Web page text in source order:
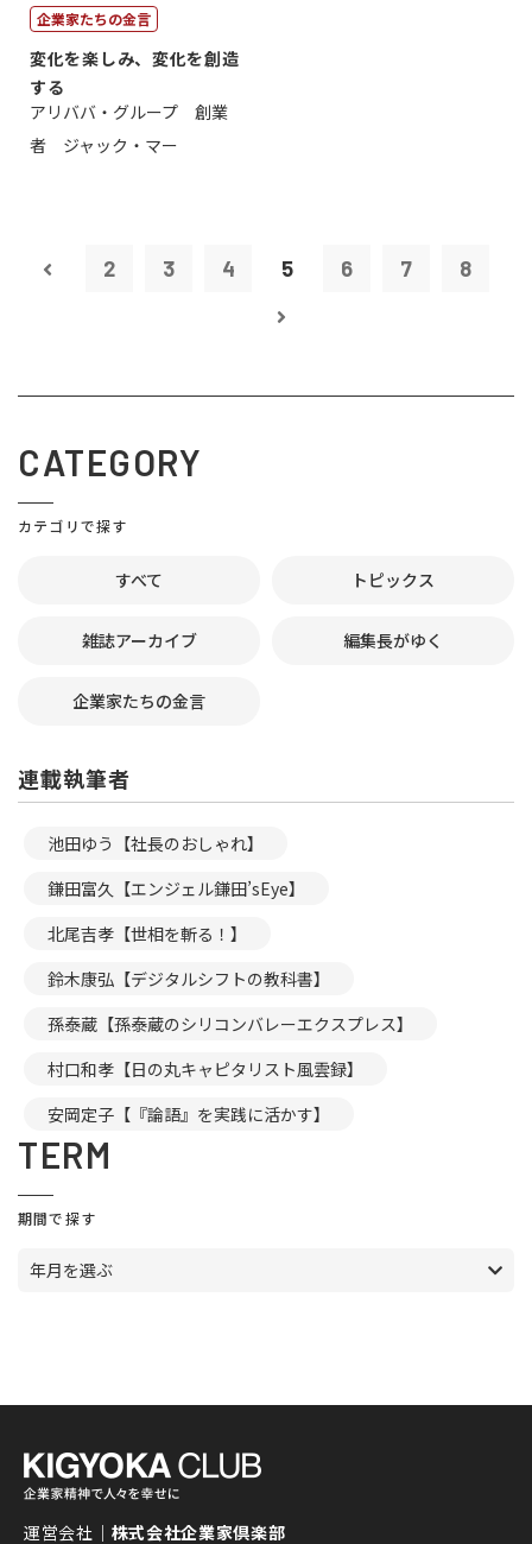
企業家たちの金言
変化を楽しみ、変化を創造
する
アリババ・グループ 創業
者 ジャック・マー
2 3 4 5 6 7 8
CATEGORY
カテゴリで探す
すべて トピックス
雑誌アーカイブ 編集長がゆく
企業家たちの金言
連載執筆者
池田ゆう【社長のおしゃれ】
鎌田富久【エンジェル鎌田’sEye】
北尾吉孝【世相を斬る！】
鈴木康弘【デジタルシフトの教科書】
孫泰蔵【孫泰蔵のシリコンバレーエクスプレス】
村口和孝【日の丸キャピタリスト風雲録】
安岡定子【『論語』を実践に活かす】
TERM
期間で探す
年月を選ぶ
運営会社｜ 株式会社企業家倶楽部